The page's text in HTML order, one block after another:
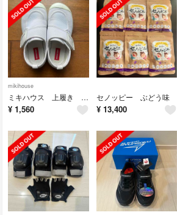
mikihouse
ミキハウス 上履き 19cm
¥ 1,560
セノッピー ぶどう味
¥ 13,400